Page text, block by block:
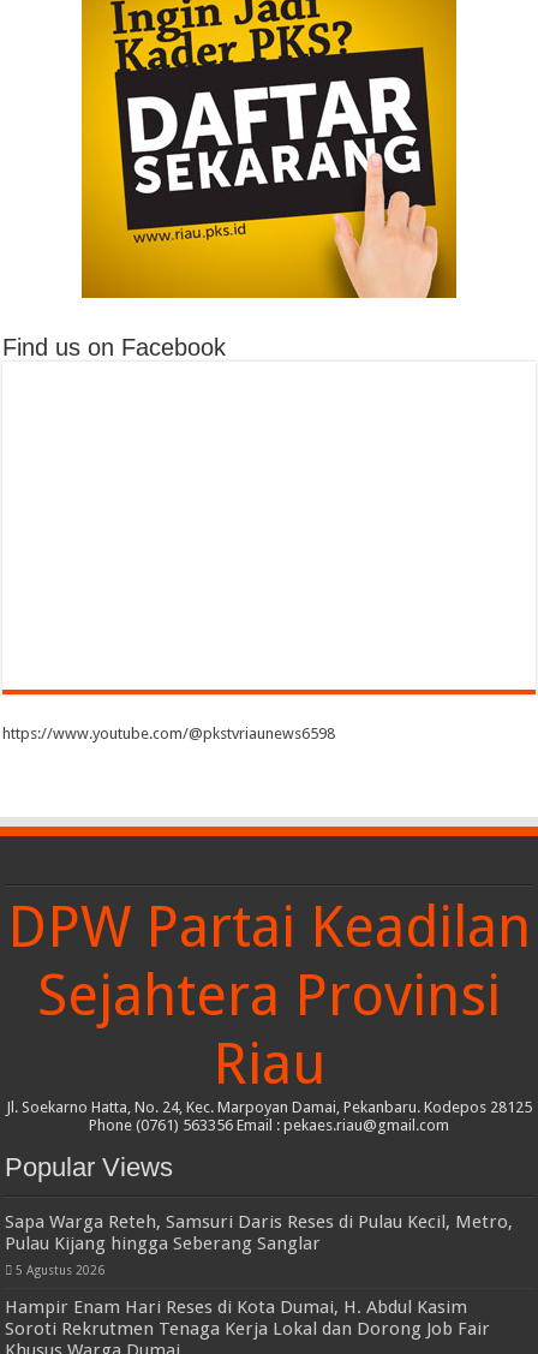
Find us on Facebook
https://www.youtube.com/@pkstvriaunews6598
DPW Partai Keadilan
Sejahtera Provinsi
Riau
Jl. Soekarno Hatta, No. 24, Kec. Marpoyan Damai, Pekanbaru. Kodepos 28125
Phone (0761) 563356 Email : pekaes.riau@gmail.com
Popular Views
Sapa Warga Reteh, Samsuri Daris Reses di Pulau Kecil, Metro,
Pulau Kijang hingga Seberang Sanglar
5 Agustus 2026
Hampir Enam Hari Reses di Kota Dumai, H. Abdul Kasim
Soroti Rekrutmen Tenaga Kerja Lokal dan Dorong Job Fair